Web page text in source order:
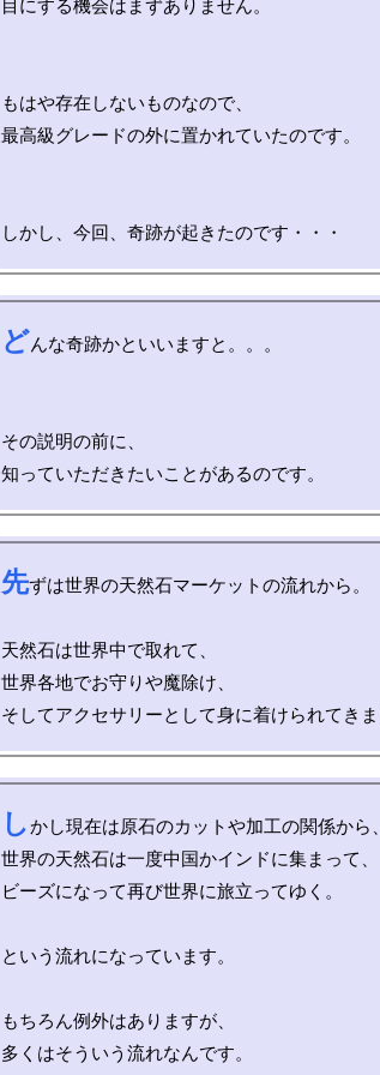
目にする機会はまずありません。
もはや存在しないものなので、
最高級グレードの外に置かれていたのです。
どんな奇跡かといいますと。。。
その説明の前に、
先ずは世界の天然石マーケットの流れから。
天然石は世界中で取れて、
世界各地でお守りや魔除け、
しかし現在は原石のカットや加工の関係から、
世界の天然石は一度中国かインドに集まって、
ビーズになって再び世界に旅立ってゆく。
という流れになっています。
もちろん例外はありますが、